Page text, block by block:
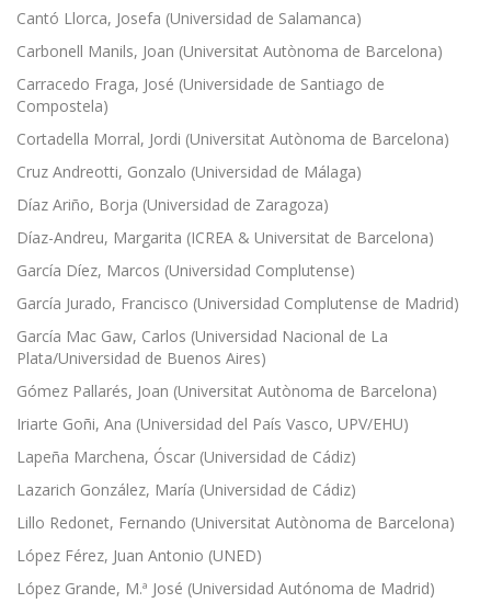
Cantó Llorca, Josefa (Universidad de Salamanca)
Carbonell Manils, Joan (Universitat Autònoma de Barcelona)
Carracedo Fraga, José (Universidade de Santiago de
Compostela)
Cortadella Morral, Jordi (Universitat Autònoma de Barcelona)
Cruz Andreotti, Gonzalo (Universidad de Málaga)
Díaz Ariño, Borja (Universidad de Zaragoza)
Díaz-Andreu, Margarita (ICREA & Universitat de Barcelona)
García Díez, Marcos (Universidad Complutense)
García Jurado, Francisco (Universidad Complutense de Madrid)
García Mac Gaw, Carlos (Universidad Nacional de La
Plata/Universidad de Buenos Aires)
Gómez Pallarés, Joan (Universitat Autònoma de Barcelona)
Iriarte Goñi, Ana (Universidad del País Vasco, UPV/EHU)
Lapeña Marchena, Óscar (Universidad de Cádiz)
Lazarich González, María (Universidad de Cádiz)
Lillo Redonet, Fernando (Universitat Autònoma de Barcelona)
López Férez, Juan Antonio (UNED)
López Grande, M.ª José (Universidad Autónoma de Madrid)